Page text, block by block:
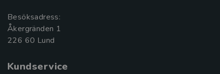
Besöksadress:
Åkergränden 1
Kundservice